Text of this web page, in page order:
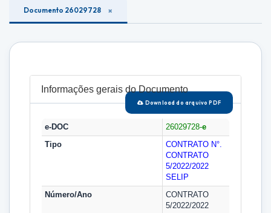
Documento 26029728
Informações gerais do Documento
Download do arquivo PDF
e-DOC 26029728-e
Tipo
CONTRATO N°.
CONTRATO
5/2022/2022
SELIP
Número/Ano
CONTRATO
5/2022/2022